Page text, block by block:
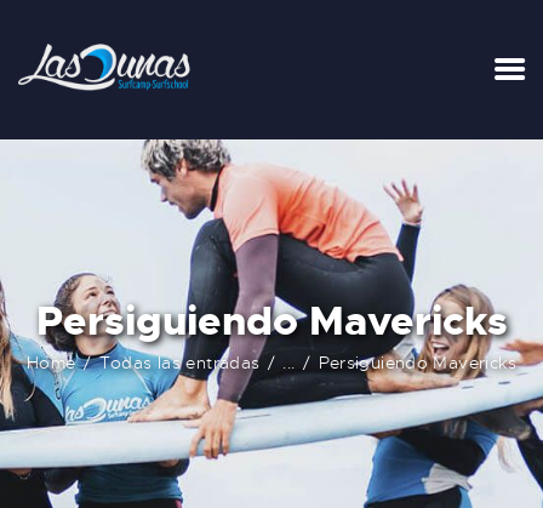
Persiguiendo Mavericks
Home Todas las entradas Persiguiendo Mavericks